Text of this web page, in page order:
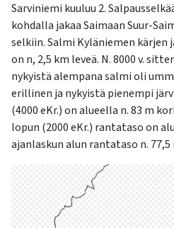
Sarviniemi kuuluu 2.
kohdalla jakaa Saimaan Suur-
selkiin. Salmi Kyläniemen kärjen
on n, 2,5 km leveä. N. 8000 v.
nykyistä alempana salmi oli
erillinen ja nykyistä pienempi
(4000 eKr.) on alueella n. 83 m
lopun (2000 eKr.) rantataso on
ajanlaskun alun rantataso n. 77,5